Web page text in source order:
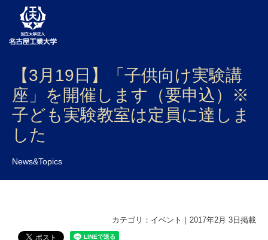
大学案内
学部・大学院・センター
入試
研究・産学官連携
国際交流
【3月19日】「子供向け実験講
座」を開催します（要申込）※
子ども実験教室は定員に達しま
した
News&Topics
カテゴリ：イベント｜2017年2月 3日掲載